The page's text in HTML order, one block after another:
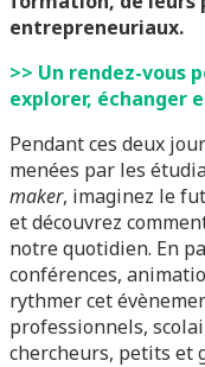
entrepreneuriaux.
>> Un rendez-vous
explorer, échanger
Pendant ces deux
menées par les
maker, imaginez le
et découvrez
notre quotidien. En
conférences,
rythmer cet
professionnels,
chercheurs, petits et